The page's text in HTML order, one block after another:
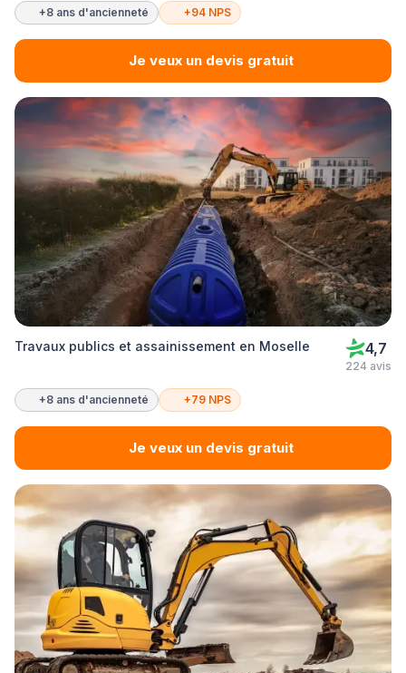
+8 ans d'ancienneté +94 NPS
Je veux un devis gratuit
Travaux publics et assainissement en Moselle 4,7
224 avis
+8 ans d'ancienneté +79 NPS
Je veux un devis gratuit